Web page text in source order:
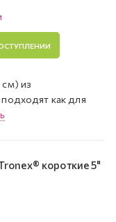
из
как для
короткие 5"